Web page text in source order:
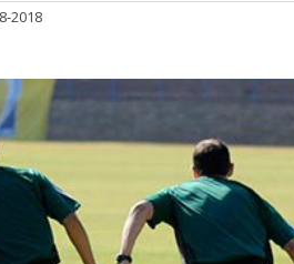
2018